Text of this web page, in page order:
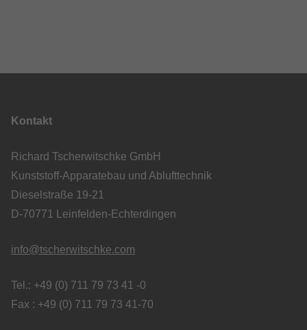
Kontakt
Richard Tscherwitschke GmbH
Kunststoff-Apparatebau und Ablufttechnik
Dieselstraße 19-21
D-70771 Leinfelden-Echterdingen
info@tscherwitschke.com
Tel.: +49 (0) 711 79 73 41 -0
Fax : +49 (0) 711 79 73 41-70